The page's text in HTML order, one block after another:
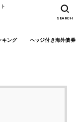
キング ヘッジ付き海外債
SEARCH